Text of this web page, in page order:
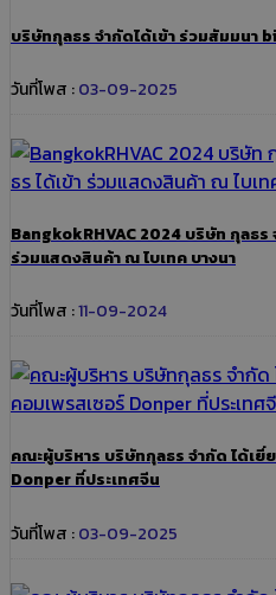
บริษัทกุลธร จำกัดได้เข้า ร่วมสัมมนา
วันที่โพส :03-09-2025
BangkokRHVAC 2024 บริษัท กุลธร
ร่วมแสดงสินค้า ณ ไบเทค บางนา
วันที่โพส :11-09-2024
คณะผู้บริหาร บริษัทกุลธร จำกัด ได้เ
Donper ที่ประเทศจีน
วันที่โพส :03-09-2025